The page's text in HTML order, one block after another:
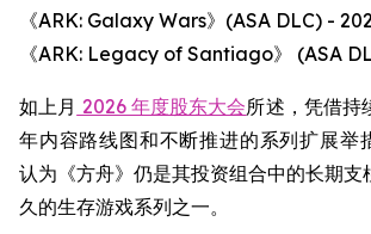
《ARK: Galaxy Wars》(ASA DLC) -
《ARK: Legacy of Santiago》 (ASA
如上月 2026 年度股东大会所述，凭借持
年内容路线图和不断推进的系列扩展举
认为《方舟》仍是其投资组合中的长期支
久的生存游戏系列之一。